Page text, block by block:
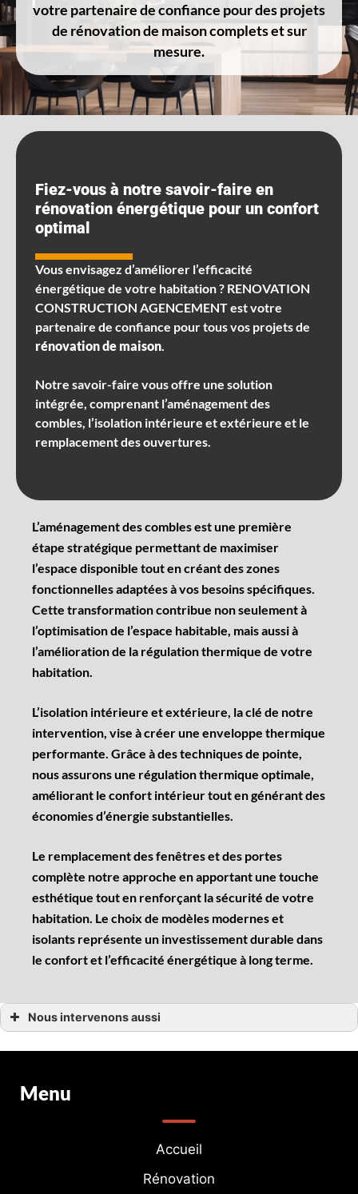
votre partenaire de confiance pour des projets
de rénovation de maison complets et sur
mesure.
Fiez-vous à notre savoir-faire en
rénovation énergétique pour un confort
optimal
Vous envisagez d’améliorer l’efficacité
énergétique de votre habitation ? RENOVATION
CONSTRUCTION AGENCEMENT est votre
partenaire de confiance pour tous vos projets de
rénovation de maison.
Notre savoir-faire vous offre une solution
intégrée, comprenant l’aménagement des
combles, l’isolation intérieure et extérieure et le
remplacement des ouvertures.
L’aménagement des combles est une première
étape stratégique permettant de maximiser
l’espace disponible tout en créant des zones
fonctionnelles adaptées à vos besoins spécifiques.
Cette transformation contribue non seulement à
l’optimisation de l’espace habitable, mais aussi à
l’amélioration de la régulation thermique de votre
habitation.
L’isolation intérieure et extérieure, la clé de notre
intervention, vise à créer une enveloppe thermique
performante. Grâce à des techniques de pointe,
nous assurons une régulation thermique optimale,
améliorant le confort intérieur tout en générant des
économies d’énergie substantielles.
Le remplacement des fenêtres et des portes
complète notre approche en apportant une touche
esthétique tout en renforçant la sécurité de votre
habitation. Le choix de modèles modernes et
isolants représente un investissement durable dans
le confort et l’efficacité énergétique à long terme.
Nous intervenons aussi
Extension maison Plouezoc’h
Extension maison Locquirec
Extension maison Saint-Pol-de-Léon
Extension maison Trédrez-Locquémeau
Menu
Accueil
Rénovation